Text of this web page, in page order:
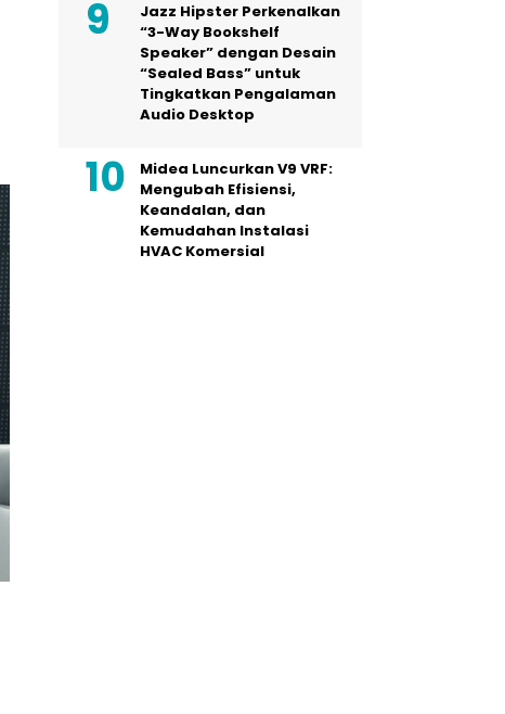
Jazz Hipster Perkenalkan
“3-Way Bookshelf
Speaker” dengan Desain
“Sealed Bass” untuk
Tingkatkan Pengalaman
Audio Desktop
Midea Luncurkan V9 VRF:
Mengubah Efisiensi,
Keandalan, dan
Kemudahan Instalasi
HVAC Komersial